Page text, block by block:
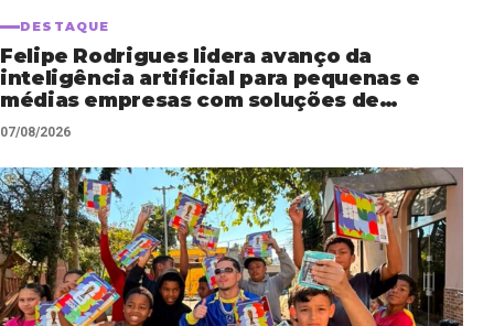
DESTAQUE
Felipe Rodrigues lidera avanço da
inteligência artificial para pequenas e
médias empresas com soluções de
automação empresarial
07/08/2026